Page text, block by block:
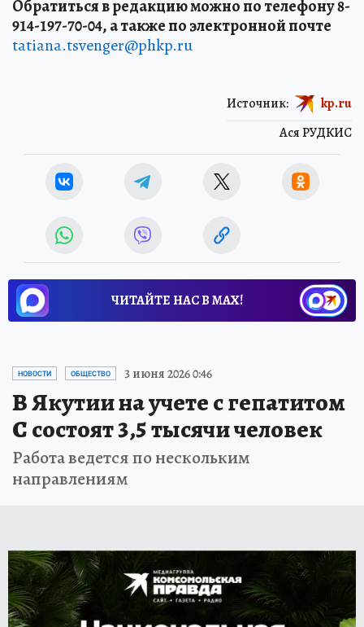
Обратиться в редакцию можно по телефону 8-
914-197-70-04, а также по электронной почте
tatiana.tsvenger@phkp.ru
Ася РУДКИС
Источник: kp.ru
ЧИТАЙТЕ НАС В МАХ!
НОВОСТИ ОБЩЕСТВО 3 июня 2026 0:46
В Якутии на учете с гепатитом
С состоят 3,5 тысячи человек
Работа ведется по нескольким
направлениям